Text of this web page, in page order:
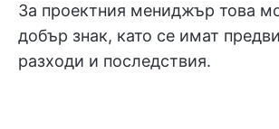
За проектния мениджър това
добър знак, като се имат
разходи и последствия.